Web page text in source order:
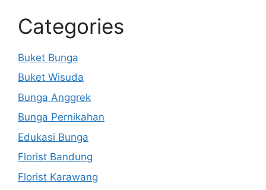
Categories
Buket Bunga
Buket Wisuda
Bunga Anggrek
Bunga Pernikahan
Edukasi Bunga
Florist Bandung
Florist Karawang